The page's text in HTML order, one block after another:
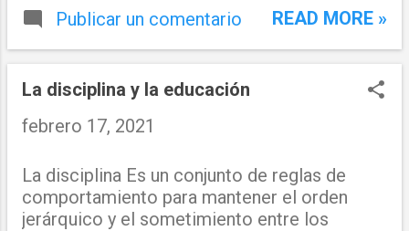
Publicar un comentario
READ MORE »
La disciplina y la educación
febrero 17, 2021
La disciplina Es un conjunto de reglas de
comportamiento para mantener el orden
jerárquico y el sometimiento entre los